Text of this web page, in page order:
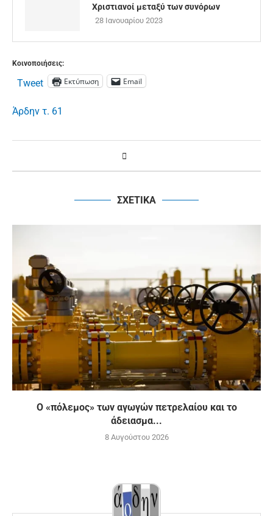
Χριστιανοί μεταξύ των συνόρων
28 Ιανουαρίου 2023
Κοινοποιήσεις:
Tweet Εκτύπωση Email
Άρδην τ. 61
ΣΧΕΤΙΚΑ
Ο «πόλεμος» των αγωγών πετρελαίου και το
άδειασμα...
8 Αυγούστου 2026